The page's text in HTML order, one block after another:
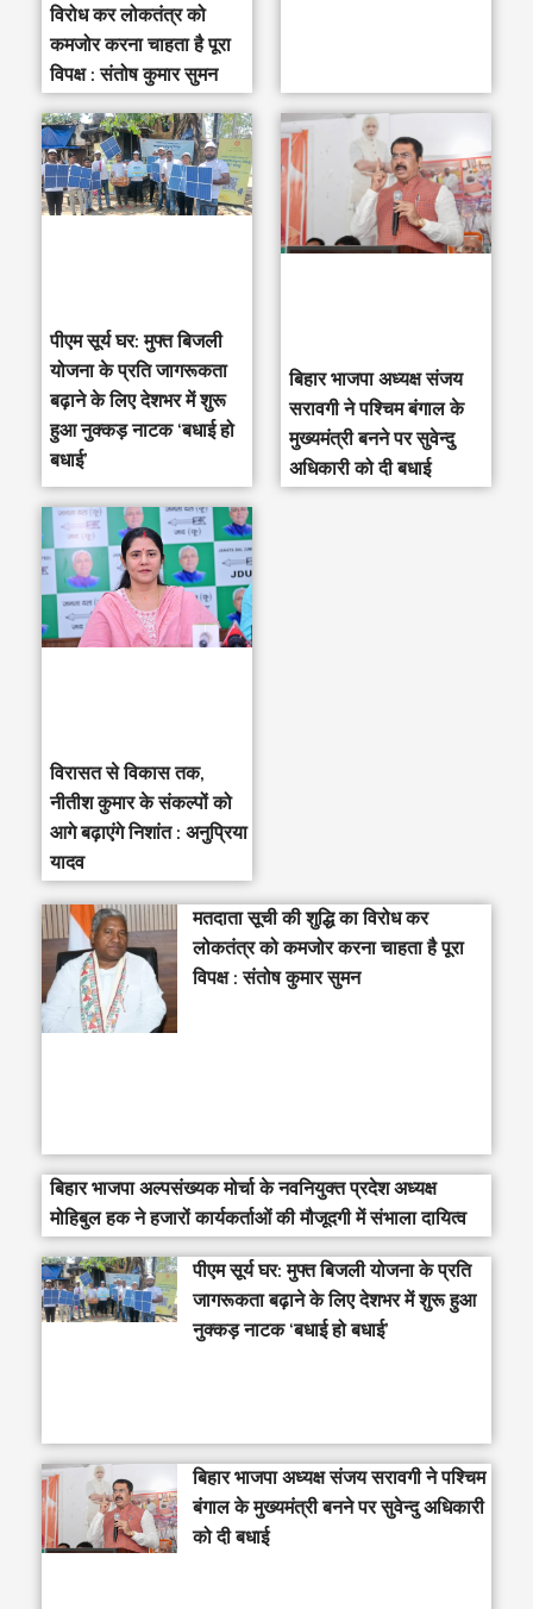
विरोध कर लोकतंत्र को
कमजोर करना चाहता है पूरा
विपक्ष : संतोष कुमार सुमन
पीएम सूर्य घर: मुफ्त बिजली
योजना के प्रति जागरूकता
बढ़ाने के लिए देशभर में शुरू
हुआ नुक्कड़ नाटक ‘बधाई हो
बधाई’
‎बिहार भाजपा अध्यक्ष संजय
सरावगी ने पश्चिम बंगाल के
मुख्यमंत्री बनने पर सुवेन्दु
अधिकारी को दी बधाई
विरासत से विकास तक,
नीतीश कुमार के संकल्पों को
आगे बढ़ाएंगे निशांत : अनुप्रिया
यादव
मतदाता सूची की शुद्धि का विरोध कर
लोकतंत्र को कमजोर करना चाहता है पूरा
विपक्ष : संतोष कुमार सुमन
बिहार भाजपा अल्पसंख्यक मोर्चा के नवनियुक्त प्रदेश अध्यक्ष
मोहिबुल हक ने हजारों कार्यकर्ताओं की मौजूदगी में संभाला दायित्व
पीएम सूर्य घर: मुफ्त बिजली योजना के प्रति
जागरूकता बढ़ाने के लिए देशभर में शुरू हुआ
नुक्कड़ नाटक ‘बधाई हो बधाई’
‎बिहार भाजपा अध्यक्ष संजय सरावगी ने पश्चिम
बंगाल के मुख्यमंत्री बनने पर सुवेन्दु अधिकारी
को दी बधाई